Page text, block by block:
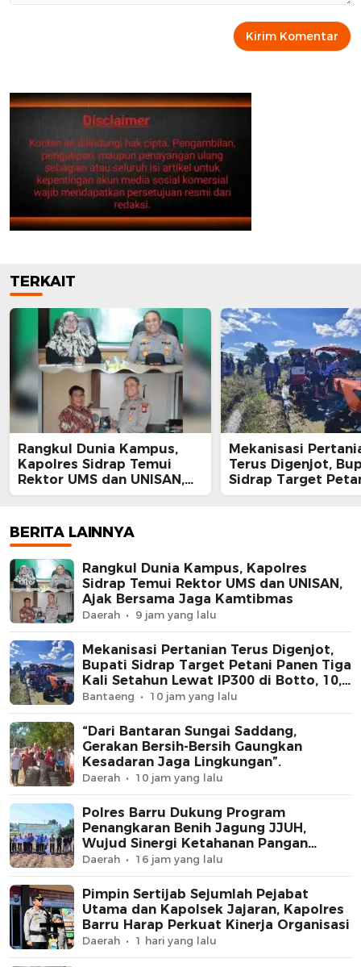
TERKAIT
Rangkul Dunia Kampus,
Kapolres Sidrap Temui
Rektor UMS dan UNISAN,
Ajak Bersama Jaga
Mekanisasi
Terus Digenjot,
Sidrap Target
Panen Tiga Kali
BERITA LAINNYA
Rangkul Dunia Kampus, Kapolres
Sidrap Temui Rektor UMS dan UNISAN,
Ajak Bersama Jaga Kamtibmas
Daerah 9 jam yang lalu
Mekanisasi Pertanian Terus Digenjot,
Bupati Sidrap Target Petani Panen Tiga
Kali Setahun Lewat IP300 di Botto, 10,5
Hektare Sawah Langsung Diolah
dengan Rotavator dan Traktor
Bantaeng 10 jam yang lalu
“Dari Bantaran Sungai Saddang,
Gerakan Bersih-Bersih Gaungkan
Kesadaran Jaga Lingkungan”.
Daerah 10 jam yang lalu
Polres Barru Dukung Program
Penangkaran Benih Jagung JJUH,
Wujud Sinergi Ketahanan Pangan
Nasional
Daerah 16 jam yang lalu
Pimpin Sertijab Sejumlah Pejabat
Utama dan Kapolsek Jajaran, Kapolres
Barru Harap Perkuat Kinerja Organisasi
Daerah 1 hari yang lalu